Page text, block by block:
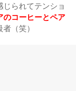
じられてテンショ
のコーヒーとペア
（笑）